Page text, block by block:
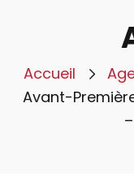
Accueil
Avant-